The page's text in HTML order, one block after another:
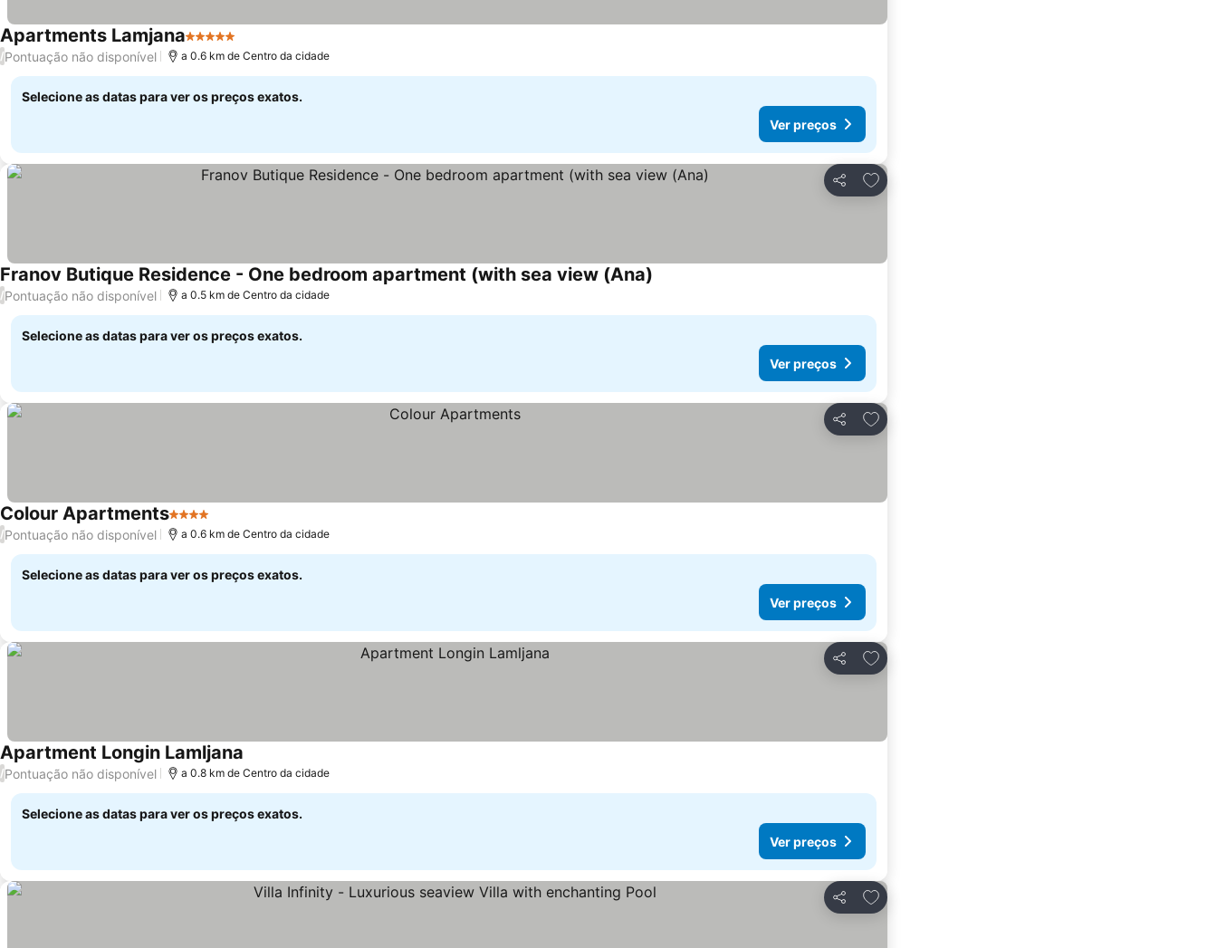
Apartments Lamjana5 Estrelas
/Pontuação não disponível a 0.6 km de Centro da cidade
Selecione as datas para ver os preços exatos.
Ver preços
Partilhar
Adicionar aos favoritos
Franov Butique Residence - One bedroom apartment (with sea view (Ana)
/Pontuação não disponível a 0.5 km de Centro da cidade
Selecione as datas para ver os preços exatos.
Ver preços
Partilhar
Adicionar aos favoritos
Colour Apartments4 Estrelas
/Pontuação não disponível a 0.6 km de Centro da cidade
Selecione as datas para ver os preços exatos.
Ver preços
Partilhar
Adicionar aos favoritos
Apartment Longin Lamljana
/Pontuação não disponível a 0.8 km de Centro da cidade
Selecione as datas para ver os preços exatos.
Ver preços
Partilhar
Adicionar aos favoritos